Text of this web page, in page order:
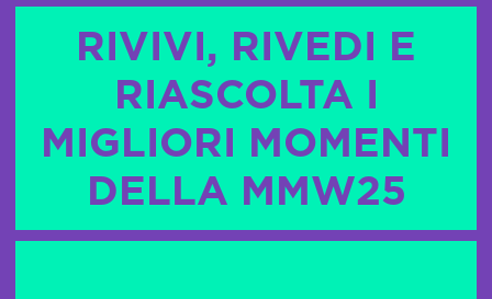
RIVIVI, RIVEDI E
RIASCOLTA I
MIGLIORI MOMENTI
DELLA MMW25